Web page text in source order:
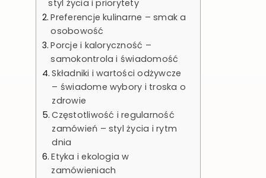
styl życia i priorytety
Preferencje kulinarne – smak a
osobowość
Porcje i kaloryczność –
samokontrola i świadomość
Składniki i wartości odżywcze
– świadome wybory i troska o
zdrowie
Częstotliwość i regularność
zamówień – styl życia i rytm
dnia
Etyka i ekologia w
zamówieniach